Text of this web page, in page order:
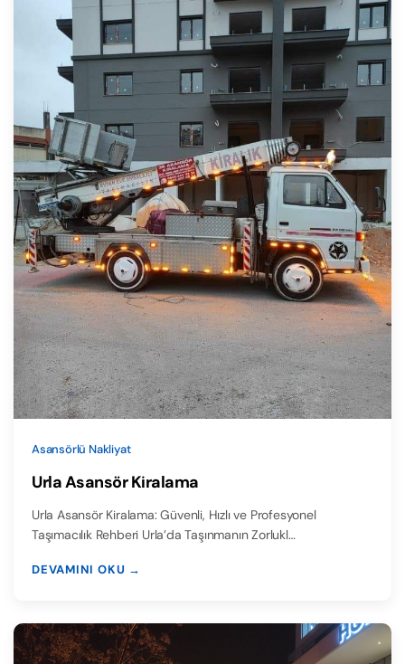
Asansörlü Nakliyat
Urla Asansör Kiralama
Urla Asansör Kiralama: Güvenli, Hızlı ve Profesyonel
Taşımacılık Rehberi Urla’da Taşınmanın Zorlukl…
DEVAMINI OKU →